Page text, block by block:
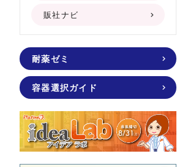
販社ナビ
耐薬ゼミ
容器選択ガイド